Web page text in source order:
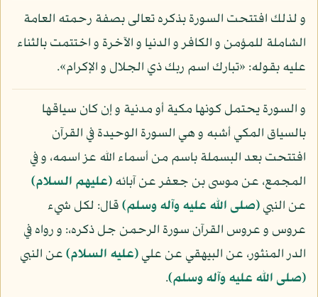
و لذلك افتتحت السورة بذكره تعالى بصفة رحمته العامة
الشاملة للمؤمن و الكافر و الدنيا و الآخرة و اختتمت بالثناء
عليه بقوله: «تبارك اسم ربك ذي الجلال و الإكرام».
و السورة يحتمل كونها مكية أو مدنية و إن كان سياقها
بالسياق المكي أشبه و هي السورة الوحيدة في القرآن
افتتحت بعد البسملة باسم من أسماء الله عز اسمه، و في
المجمع، عن موسى بن جعفر عن آبائه(عليهم السلام)
عن النبي(صلى الله عليه وآله وسلم)قال: لكل شيء
عروس و عروس القرآن سورة الرحمن جل ذكره،: و رواه في
الدر المنثور، عن البيهقي عن علي(عليه السلام)عن النبي
(صلى الله عليه وآله وسلم).